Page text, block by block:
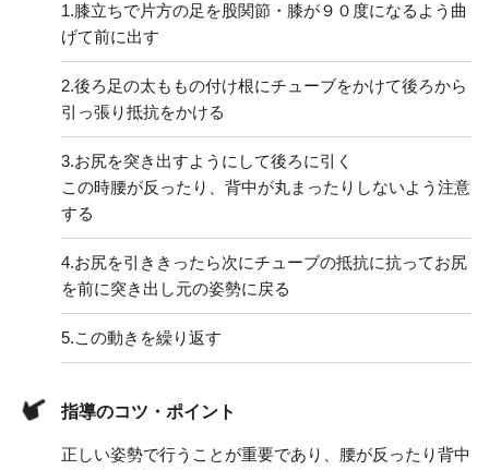
1.膝立ちで片方の足を股関節・膝が９０度になるよう曲
げて前に出す
2.後ろ足の太ももの付け根にチューブをかけて後ろから
引っ張り抵抗をかける
3.お尻を突き出すようにして後ろに引く
この時腰が反ったり、背中が丸まったりしないよう注意
する
4.お尻を引ききったら次にチューブの抵抗に抗ってお尻
を前に突き出し元の姿勢に戻る
5.この動きを繰り返す
指導のコツ・ポイント
正しい姿勢で行うことが重要であり、腰が反ったり背中